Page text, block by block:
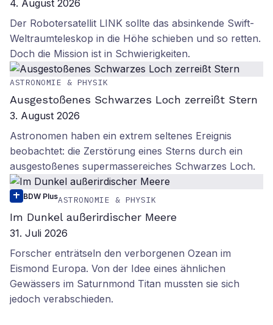
4. August 2026
Der Robotersatellit LINK sollte das absinkende Swift-
Weltraumteleskop in die Höhe schieben und so retten.
Doch die Mission ist in Schwierigkeiten.
ASTRONOMIE & PHYSIK
Ausgestoßenes Schwarzes Loch zerreißt Stern
3. August 2026
Astronomen haben ein extrem seltenes Ereignis
beobachtet: die Zerstörung eines Sterns durch ein
ausgestoßenes supermassereiches Schwarzes Loch.
BDW PlusASTRONOMIE & PHYSIK
Im Dunkel außerirdischer Meere
31. Juli 2026
Forscher enträtseln den verborgenen Ozean im
Eismond Europa. Von der Idee eines ähnlichen
Gewässers im Saturnmond Titan mussten sie sich
jedoch verabschieden.